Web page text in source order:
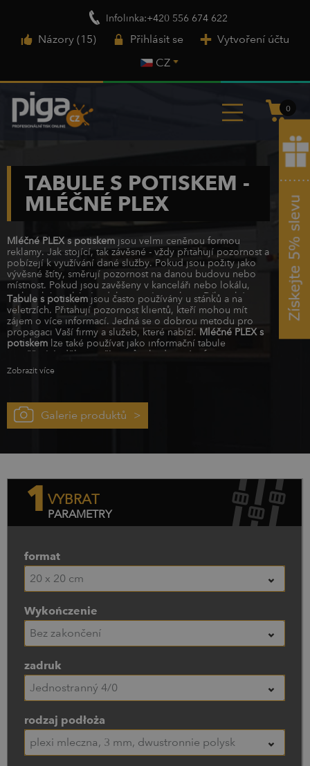
Infolinka:+420 556 674 622
Názory (15) Přihlásit se
Vytvoření účtu
CZ
0
TABULE S POTISKEM -
MLÉČNÉ PLEX
Mléčné PLEX s potiskem jsou velmi ceněnou formou
reklamy. Jak stojící, tak závěsné - vždy přitahují pozornost a
pobízejí k využívání dané služby. Pokud jsou požity jako
vývěsné štíty, směrují pozornost na danou budovu nebo
místnost. Pokud jsou zavěšeny v kanceláři nebo lokálu,
mohou být unikátním dekorativním prvkem. Díky tuhé
formě setabule s potiskemneohýbají. Jsou přitom
nevtíravou a neinvazivní formou propagace, protože
vnášejí do místnosti estetickou hodnotu.
Tabule s potiskem jsou často používány u stánků a na
veletrzích. Přitahují pozornost klientů, kteří mohou mít
zájem o více informací. Jedná se o dobrou metodu pro
propagaci Vaší firmy a služeb, které nabízí. Mléčné PLEX s
potiskem lze také používat jako informační tabule
umožňující sdělovat příjemcům hodnotné informace
atraktivním způsobem. Nabízíme
mnoha formátech, s jednostranným nebo oboustranným
Zobrazit více
Galerie produktů
1 VYBRAT
PARAMETRY
format
20 x 20 cm
Wykończenie
Bez zakončení
zadruk
Jednostranný 4/0
rodzaj podłoża
plexi mleczna, 3 mm, dwustronnie połysk